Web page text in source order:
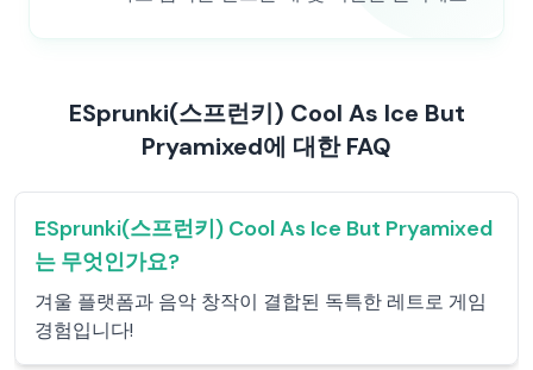
ESprunki(스프런키) Cool As Ice But
Pryamixed에 대한 FAQ
ESprunki(스프런키) Cool As Ice But Pryamixed
는 무엇인가요?
겨울 플랫폼과 음악 창작이 결합된 독특한 레트로 게임
경험입니다!